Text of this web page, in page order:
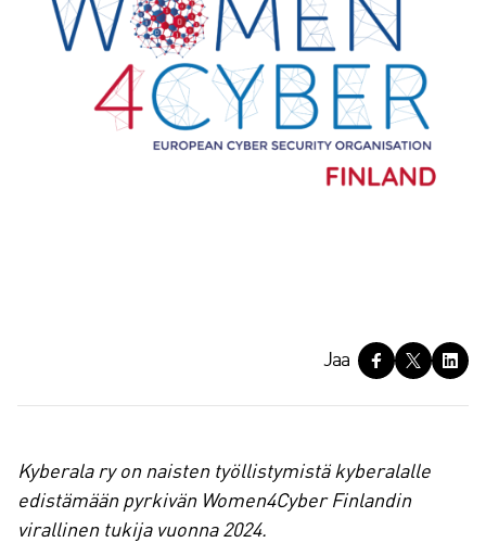
a
Jaa
Kyberala ry on naisten työllistymistä kyberalalle
edistämään pyrkivän Women4Cyber Finlandin
virallinen tukija vuonna 2024.